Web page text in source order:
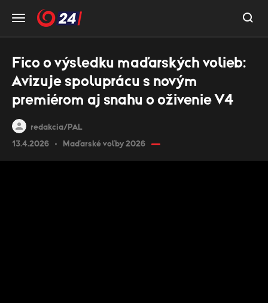
redakcia/PAL
13.4.2026
Maďarské voľby 2026
Fico o výsledku maďarských volieb:
Avizuje spoluprácu s novým
premiérom aj snahu o oživenie V4